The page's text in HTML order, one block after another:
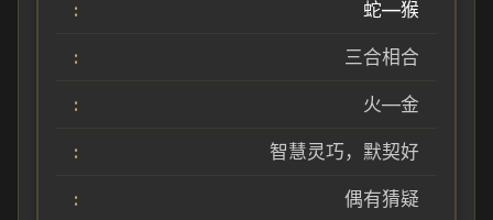
蛇—猴
三合相合
火—金
智慧灵巧，默契好
偶有猜疑